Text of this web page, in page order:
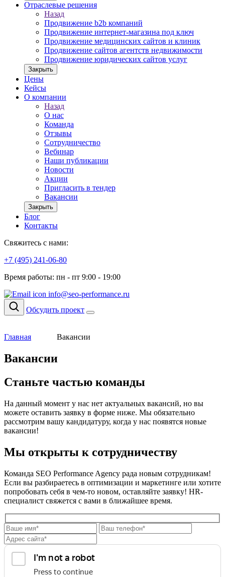
Отраслевые решения
Назад
Продвижение b2b компаний
Продвижение интернет-магазина под ключ
Продвижение медицинских сайтов и клиник
Продвижение сайтов агентств недвижимости
Продвижение юридических сайтов услуг
Закрыть
Цены
Кейсы
О компании
Назад
О нас
Команда
Отзывы
Сотрудничество
Вебинар
Наши публикации
Новости
Акции
Пригласить в тендер
Вакансии
Закрыть
Блог
Контакты
Свяжитесь с нами:
+7 (495) 241-06-80
Время работы: пн - пт 9:00 - 19:00
info@seo-performance.ru
Обсудить проект
Главная Вакансии
Вакансии
Станьте частью команды
На данный момент у нас нет актуальных вакансий, но вы
можете оставить заявку в форме ниже. Мы обязательно
рассмотрим вашу кандидатуру, когда у нас появятся новые
вакансии!
Мы открыты к сотрудничеству
Команда SEO Performance Agency рада новым сотрудникам!
Если вы разбираетесь в оптимизации и маркетинге или хотите
попробовать себя в чем-то новом, оставляйте заявку! HR-
специалист свяжется с вами в ближайшее время.